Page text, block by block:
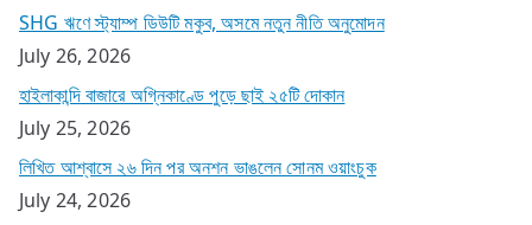
SHG ঋণে স্ট্যাম্প ডিউটি মকুব, অসমে নতুন নীতি অনুমোদন
July 26, 2026
হাইলাকান্দি বাজারে অগ্নিকাণ্ডে পুড়ে ছাই ২৫টি দোকান
July 25, 2026
লিখিত আশ্বাসে ২৬ দিন পর অনশন ভাঙলেন সোনম ওয়াংচুক
July 24, 2026